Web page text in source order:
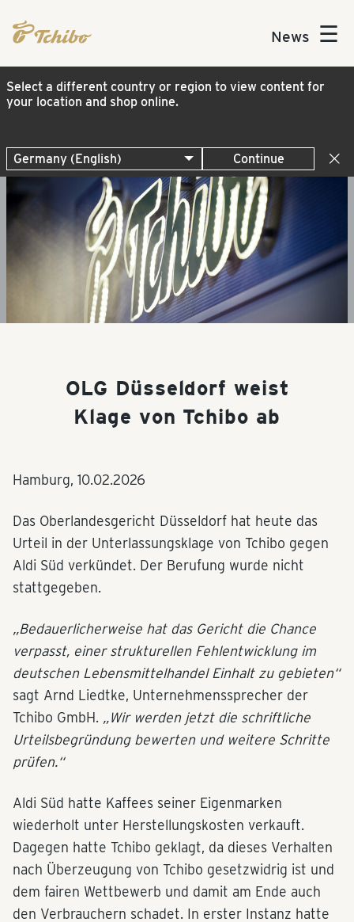
News ☰
Select a different country or region to view content for
your location and shop online.
Continue
OLG Düsseldorf weist
Klage von Tchibo ab
Hamburg, 10.02.2026
Das Oberlandesgericht Düsseldorf hat heute das
Urteil in der Unterlassungsklage von Tchibo gegen
Aldi Süd verkündet. Der Berufung wurde nicht
stattgegeben.
„Bedauerlicherweise hat das Gericht die Chance
verpasst, einer strukturellen Fehlentwicklung im
deutschen Lebensmittelhandel Einhalt zu gebieten“
sagt Arnd Liedtke, Unternehmenssprecher der
Tchibo GmbH. „Wir werden jetzt die schriftliche
Urteilsbegründung bewerten und weitere Schritte
prüfen.“
Aldi Süd hatte Kaffees seiner Eigenmarken
wiederholt unter Herstellungskosten verkauft.
Dagegen hatte Tchibo geklagt, da dieses Verhalten
nach Überzeugung von Tchibo gesetzwidrig ist und
dem fairen Wettbewerb und damit am Ende auch
den Verbrauchern schadet. In erster Instanz hatte